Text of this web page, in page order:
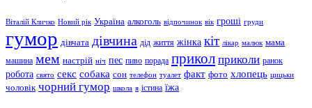
Віталій Кличко Новий рік Україна алкоголь відпочинок вік гроші груди
гумор дівчата дівчина дід життя жінка кіт лікар малюк мама
машина мем настрій ніч пес пиво порада прикол приколи ранок
робота свято секс собака сон телефон туалет факт фото хлопець цицьки
чоловік чорний гумор школа я істина їжа